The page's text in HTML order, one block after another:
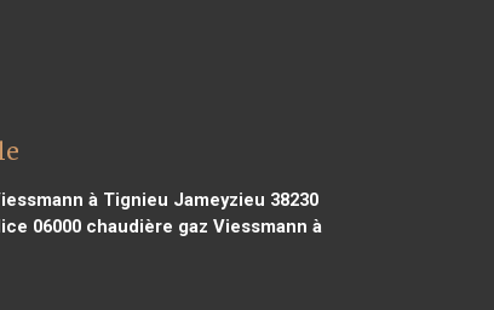
à Tignieu Jameyzieu 38230
06000 chaudière gaz Viessmann à